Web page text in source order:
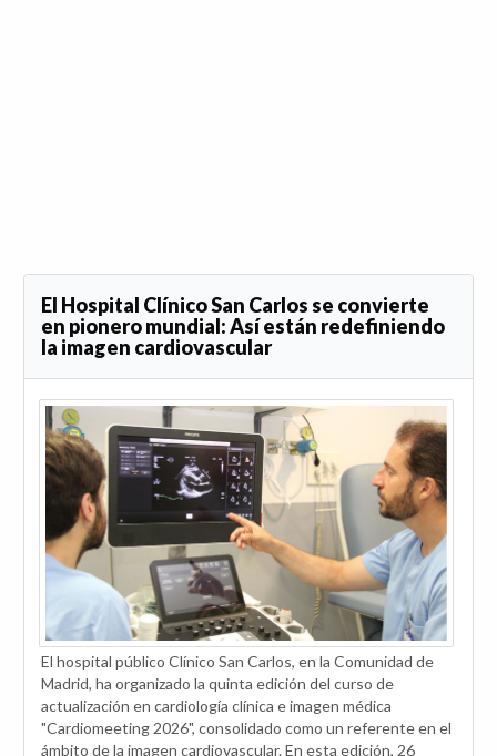
El Hospital Clínico San Carlos se convierte
en pionero mundial: Así están redefiniendo
la imagen cardiovascular
El hospital público Clínico San Carlos, en la Comunidad de
Madrid, ha organizado la quinta edición del curso de
actualización en cardiología clínica e imagen médica
"Cardiomeeting 2026", consolidado como un referente en el
ámbito de la imagen cardiovascular. En esta edición, 26